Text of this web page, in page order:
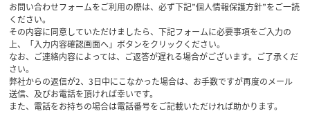
お問い合わせフォームをご利用の際は、必ず下記”個人情報保護方針”をご一読
ください。
その内容に同意していただけましたら、下記フォームに必要事項をご入力の
上、「入力内容確認画面へ」ボタンをクリックください。
なお、ご連絡内容によっては、ご返答が遅れる場合がございます。ご了承くだ
さい。
弊社からの返信が2、3日中にこなかった場合は、お手数ですが再度のメール
送信、及びお電話を頂ければ幸いです。
また、電話をお持ちの場合は電話番号をご記載いただければ助かります。